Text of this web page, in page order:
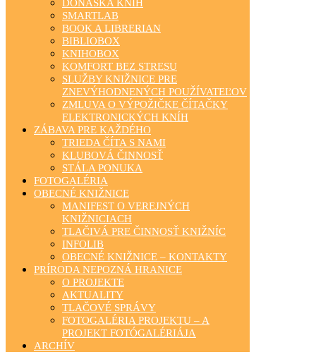
DONÁŠKA KNÍH
SMARTLAB
BOOK A LIBRERIAN
BIBLIOBOX
KNIHOBOX
KOMFORT BEZ STRESU
SLUŽBY KNIŽNICE PRE
ZNEVÝHODNENÝCH POUŽÍVATEĽOV
ZMLUVA O VÝPOŽIČKE ČÍTAČKY
ELEKTRONICKÝCH KNÍH
ZÁBAVA PRE KAŽDÉHO
TRIEDA ČÍTA S NAMI
KLUBOVÁ ČINNOSŤ
STÁLA PONUKA
FOTOGALÉRIA
OBECNÉ KNIŽNICE
MANIFEST O VEREJNÝCH
KNIŽNICIACH
TLAČIVÁ PRE ČINNOSŤ KNIŽNÍC
INFOLIB
OBECNÉ KNIŽNICE – KONTAKTY
PRÍRODA NEPOZNÁ HRANICE
O PROJEKTE
AKTUALITY
TLAČOVÉ SPRÁVY
FOTOGALÉRIA PROJEKTU – A
PROJEKT FOTÓGALÉRIÁJA
ARCHÍV